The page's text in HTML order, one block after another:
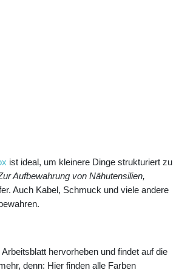
ist ideal, um kleinere Dinge strukturiert zu
Aufbewahrung von Nähutensilien,
Auch Kabel, Schmuck und viele andere
hervorheben und findet auf die
denn: Hier finden alle Farben